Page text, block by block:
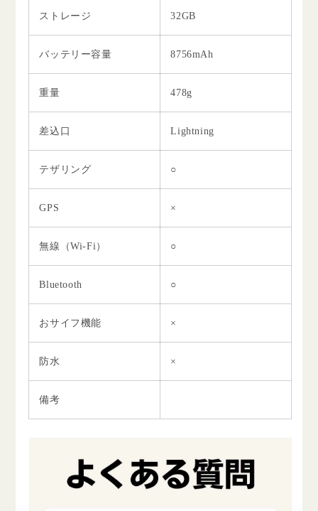
ストレージ 32GB
バッテリー容量 8756mAh
重量 478g
差込口 Lightning
テザリング ○
GPS ×
無線（Wi-Fi） ○
Bluetooth ○
おサイフ機能 ×
防水 ×
備考